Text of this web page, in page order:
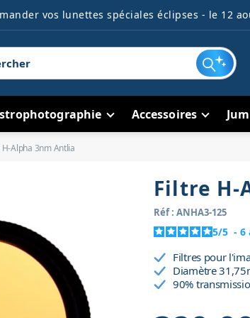
vos lunettes spéciales éclipses - le 12
Accessoires
H-Alpha 3nm Antlia
Filtre H-
Réf : ANHA3-125
5/5 - 6
Filtres pour
Diamètre
90%